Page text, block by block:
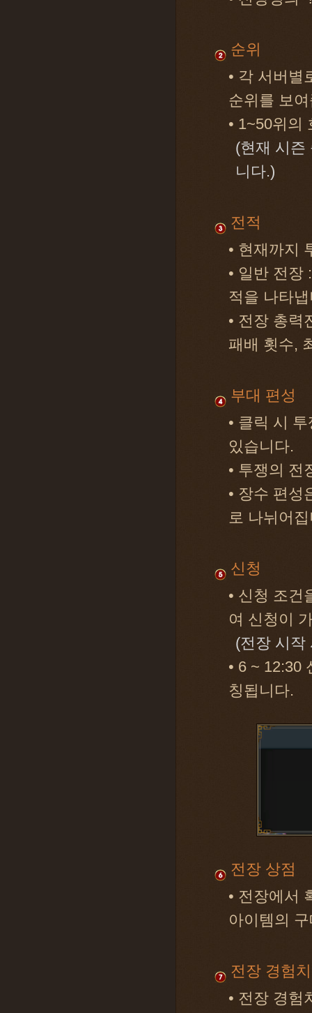
순위
• 각 서버별
순위를 보
• 1~50위의
(현재 시즌
니다.)
전적
• 현재까지
• 일반 전장
적을 나타
• 전장 총력
패배 횟수,
부대 편성
• 클릭 시
있습니다.
• 투쟁의 전
• 장수 편성
로 나뉘어
신청
• 신청 조건
여 신청이
(전장 시작
• 6 ~ 12:30
칭됩니다.
전장 상점
• 전장에서
아이템의
전장 경험치
• 전장 경험